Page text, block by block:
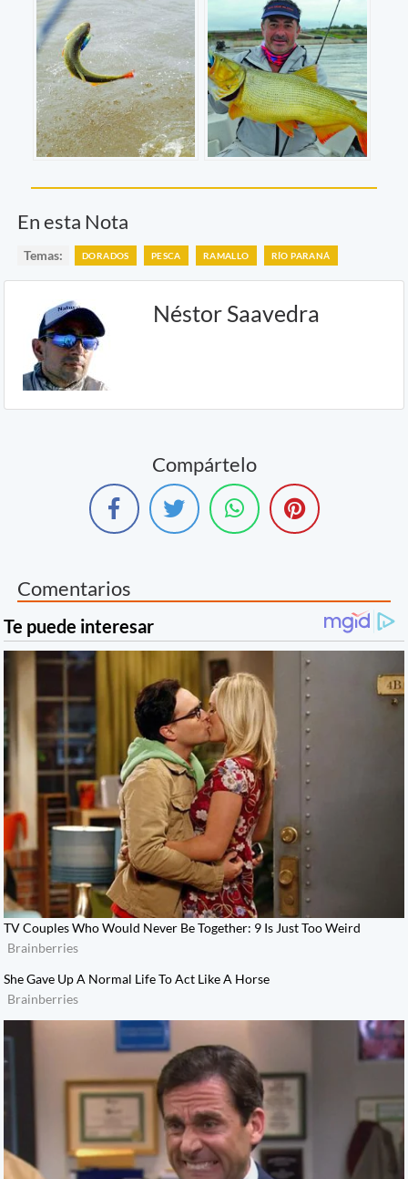
En esta Nota
Temas: DORADOS PESCA RAMALLO RÍO PARANÁ
Néstor Saavedra
Compártelo
Comentarios